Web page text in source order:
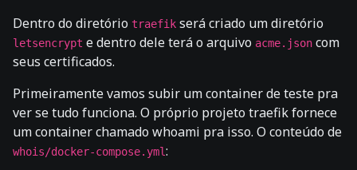
Dentro do diretório traefik será criado um diretório
letsencrypt e dentro dele terá o arquivo acme.json com
seus certificados.
Primeiramente vamos subir um container de teste pra
ver se tudo funciona. O próprio projeto traefik fornece
um container chamado whoami pra isso. O conteúdo de
whois/docker-compose.yml: